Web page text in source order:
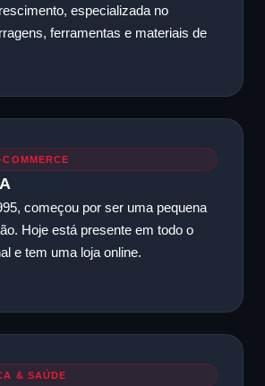
especializada no
ferramentas e materiais de
começou por ser uma pequena
Hoje está presente em todo o
e tem uma loja online.
& SAÚDE